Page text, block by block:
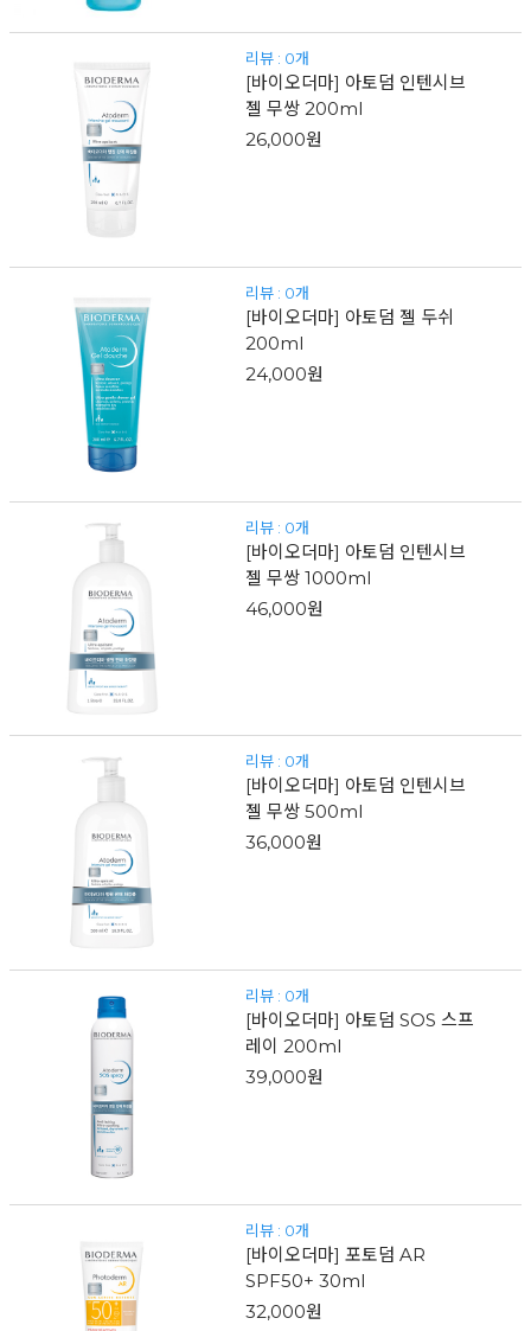
리뷰 : 0개
[바이오더마] 아토덤 인텐시브
젤 무쌍 200ml
26,000원
리뷰 : 0개
[바이오더마] 아토덤 젤 두쉬
200ml
24,000원
리뷰 : 0개
[바이오더마] 아토덤 인텐시브
젤 무쌍 1000ml
46,000원
리뷰 : 0개
[바이오더마] 아토덤 인텐시브
젤 무쌍 500ml
36,000원
리뷰 : 0개
[바이오더마] 아토덤 SOS 스프
레이 200ml
39,000원
리뷰 : 0개
[바이오더마] 포토덤 AR
SPF50+ 30ml
32,000원